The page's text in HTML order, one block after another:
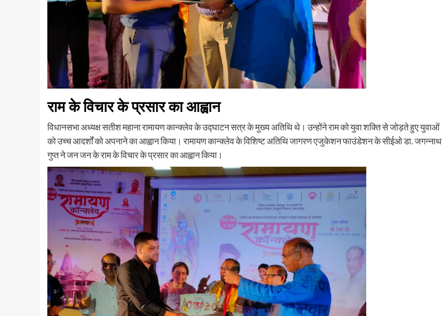
राम के विचार के प्रसार का आह्वान
विधानसभा अध्यक्ष सतीश महाना रामायण कान्क्लेव के उद्घाटन सत्र के मुख्य अतिथि थे। उन्होंने राम को युवा शक्ति से जोड़ते हुए युवाओं
को उच्च आदर्शों को अपनाने का आह्वान किया। रामायण कान्क्लेव के विशिष्ट अतिथि जागरण एजुकेशन फाउंडेशन के सीईओ डा. जगन्नाथ
गुप्त ने जन जन के राम के विचार के प्रसार का आह्वान किया।